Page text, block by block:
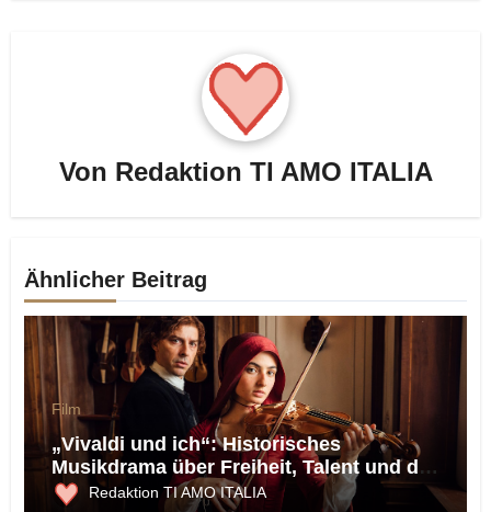
Von Redaktion TI AMO ITALIA
Ähnlicher Beitrag
Film
„Vivaldi und ich“: Historisches
Musikdrama über Freiheit, Talent und die
Macht der Musik
Redaktion TI AMO ITALIA